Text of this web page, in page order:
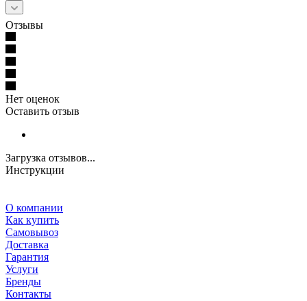
Отзывы
Нет оценок
Оставить отзыв
Загрузка отзывов...
Инструкции
О компании
Как купить
Самовывоз
Доставка
Гарантия
Услуги
Бренды
Контакты